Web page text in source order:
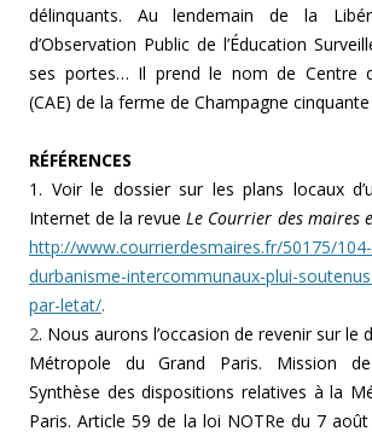
délinquants. Au lendemain de la
d’Observation Public de l’Éducation
ses portes… Il prend le nom de Centre
(CAE) de la ferme de Champagne
RÉFÉRENCES
1. Voir le dossier sur les plans locaux
Internet de la revueLe Courrier des maires
http://www.courrierdesmaires.fr/50175/
durbanisme-intercommunaux-plui-
par-letat/.
2. Nous aurons l’occasion de revenir sur le
Métropole du Grand Paris. Mission
Synthèse des dispositions relatives à la
Paris. Article 59 de la loi NOTRe du 7